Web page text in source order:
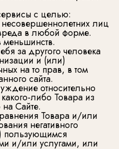
с целью:
лиц
в любой форме.
за другого человека
и (или)
на то прав, в том
сайта.
относительно
либо Товара из
Сайте.
Товара и/или
негативного
пользующимся
и/или услугами, или